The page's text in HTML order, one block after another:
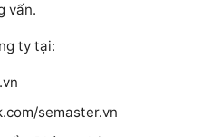
vấn.
ty tại:
semaster.vn